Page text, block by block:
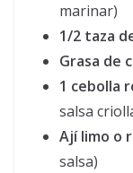
marinar)
1/2 taza
Grasa de
1 cebolla
salsa
Ají limo o
salsa)